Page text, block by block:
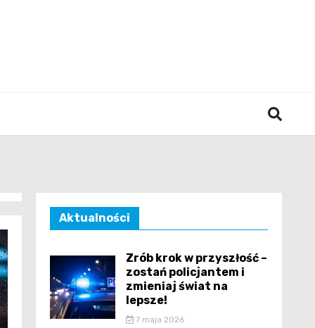
Aktualności
Zrób krok w przyszłość –
zostań policjantem i
zmieniaj świat na
lepsze!
7 maja 2026